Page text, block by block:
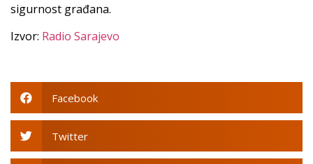
sigurnost građana.
Izvor: Radio Sarajevo
Facebook
Twitter